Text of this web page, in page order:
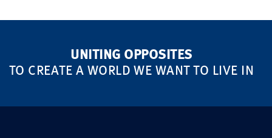
UNITING OPPOSITES
TO CREATE A WORLD WE WANT TO LIVE IN